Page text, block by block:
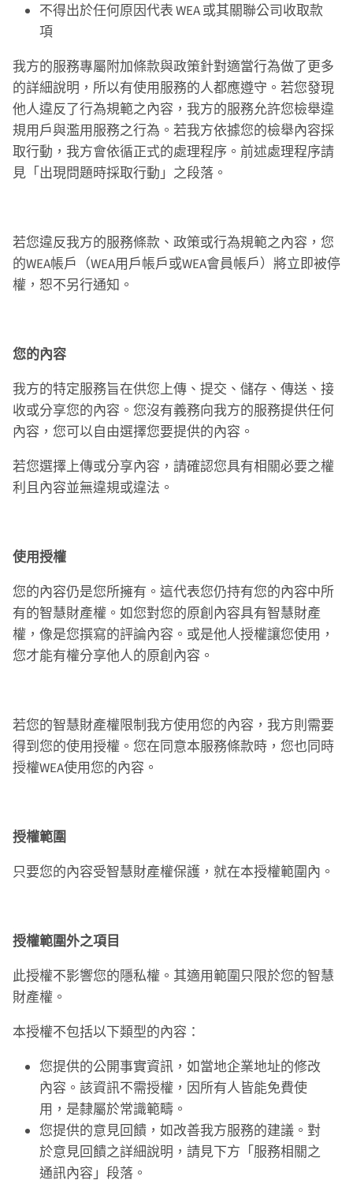
不得出於任何原因代表 WEA 或其關聯公司收取款
項
我方的服務專屬附加條款與政策針對適當行為做了更多
的詳細說明，所以有使用服務的人都應遵守。若您發現
他人違反了行為規範之內容，我方的服務允許您檢舉違
規用戶與濫用服務之行為。若我方依據您的檢舉內容採
取行動，我方會依循正式的處理程序。前述處理程序請
見「出現問題時採取行動」之段落。
若您違反我方的服務條款、政策或行為規範之內容，您
的WEA帳戶（WEA用戶帳戶或WEA會員帳戶）將立即被停
權，恕不另行通知。
您的內容
我方的特定服務旨在供您上傳、提交、儲存、傳送、接
收或分享您的內容。您沒有義務向我方的服務提供任何
內容，您可以自由選擇您要提供的內容。
若您選擇上傳或分享內容，請確認您具有相關必要之權
利且內容並無違規或違法。
使用授權
您的內容仍是您所擁有。這代表您仍持有您的內容中所
有的智慧財產權。如您對您的原創內容具有智慧財產
權，像是您撰寫的評論內容。或是他人授權讓您使用，
您才能有權分享他人的原創內容。
若您的智慧財產權限制我方使用您的內容，我方則需要
得到您的使用授權。您在同意本服務條款時，您也同時
授權WEA使用您的內容。
授權範圍
只要您的內容受智慧財產權保護，就在本授權範圍內。
授權範圍外之項目
此授權不影響您的隱私權。其適用範圍只限於您的智慧
財產權。
本授權不包括以下類型的內容：
您提供的公開事實資訊，如當地企業地址的修改
內容。該資訊不需授權，因所有人皆能免費使
用，是隸屬於常識範疇。
您提供的意見回饋，如改善我方服務的建議。對
於意見回饋之詳細說明，請見下方「服務相關之
通訊內容」段落。